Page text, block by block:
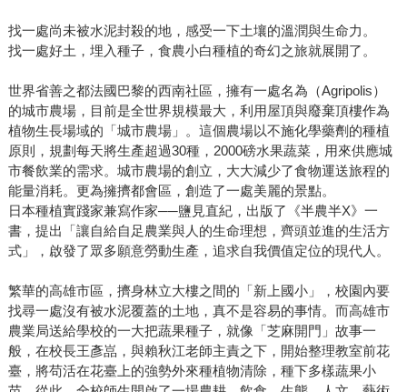
找一處尚未被水泥封殺的地，感受一下土壤的溫潤與生命力。
找一處好土，埋入種子，食農小白種植的奇幻之旅就展開了。
世界省善之都法國巴黎的西南社區，擁有一處名為（Agripolis）
的城市農場，目前是全世界規模最大，利用屋頂與廢棄頂樓作為
植物生長場域的「城市農場」。這個農場以不施化學藥劑的種植
原則，規劃每天將生產超過30種，2000磅水果蔬菜，用來供應城
市餐飲業的需求。城市農場的創立，大大減少了食物運送旅程的
能量消耗。更為擁擠都會區，創造了一處美麗的景點。
日本種植實踐家兼寫作家──鹽見直紀，出版了《半農半X》一
書，提出「讓自給自足農業與人的生命理想，齊頭並進的生活方
式」，啟發了眾多願意勞動生產，追求自我價值定位的現代人。
繁華的高雄市區，擠身林立大樓之間的「新上國小」，校園內要
找尋一處沒有被水泥覆蓋的土地，真不是容易的事情。而高雄市
農業局送給學校的一大把蔬果種子，就像「芝麻開門」故事一
般，在校長王彥嵓，與賴秋江老師主責之下，開始整理教室前花
臺，將苟活在花臺上的強勢外來種植物清除，種下多樣蔬果小